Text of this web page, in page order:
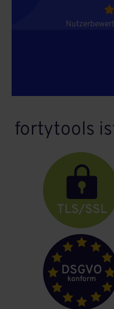

fortytools